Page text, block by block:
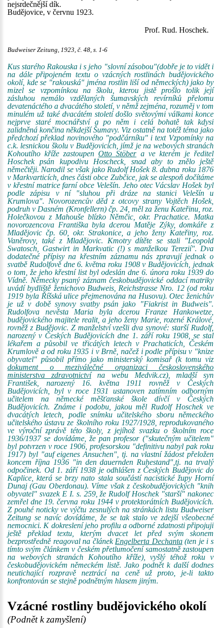
nejsrdečnější dík.
Budějovice, v červnu 1923.
Prof. Rud. Hoschek.
Budweiser Zeitung, 1923, č. 48, s. 1-6
Kus starého Rakouska i s jeho "slovní zásobou"(dobře je to vidět i
na dále připojeném textu o vzácných rostlinách budějovického
okolí, kde se "rakouská" jména rostlin liší od německých) jako by
mizel se vzpomínkou na školu, kterou jistě prošlo tolik její
zásluhou nemálo vzdělaných šumavských revírníků přelomu
devatenáctého a dvacátého století, v němž zejména, rozuměj v tom
minulém už také dvacátém století došlo světovými válkami konce
nejprve staré mocnářství a po něm i celá bohatě tak kdysi
zalidněná končina někdejší Šumavy. Viz ostatně na totéž téma jako
předchozí překlad novinového "podčárníku" i text Vzpomínky na
c.k. lesnickou školu v Budějovicích, jímž je na webových stranách
Kohoutího kříže zastoupenOtto Stöbera ve kterém je ředitel
Hoschek psán kupodivu Hoscheck, snad aby to znělo ještě
němečtěji. Narodil se však jako Rudolf Hošek 8. dubna roku 1876
v Markvarticích, dnes části obce Zubčice, jak se alespoň dočítáme
v křestní matrice farní obce Velešín. Jeho otec Vácslav Hošek byl
podle zápisu v ní "sluhou při dráze na stanici Velešín u
Krumlova". Novorozencův děd z otcovy strany Vojtěch Hošek,
podruh v Dasném (Kronfellern) čp. 24, měl za ženu Kateřinu, roz.
Holečkovou z Mahouše blízko Němčic, okr. Prachatice. Matka
novorozencova Františka byla dcerou Matěje Zýky, domkáře z
Mladějovic čp. 60, okr. Strakonice, a jeho ženy Kateřiny, roz.
Vaněrovy, také z Mladějovic. Kmotry dítěte se stali "Leopold
Swatosch, Gastwirt in Markvatic (!) s manželkou Terezií". Dva
dodatečné přípisy na křestním záznamu nás zpravují jednak o
svatbě Rudolfově dne 6. května roku 1908 v Budějovicích, jednak
o tom, že jeho křestní list byl odeslán dne 6. února roku 1939 do
Vídně. Německy psaný záznam českobudějovické oddací matriky
uvádí bydliště ženichovo Budweis, Reichstrasse Nro. 12 (od roku
1919 byla Říšská ulice přejmenována na Husovu). Otec ženichův
je už v době synovy svatby psán jako "Fiakrist in Budweis".
Rudolfova nevěsta Maria byla dcerou Franze Hankowetze,
budějovického majitele realit, a jeho ženy Marie, rozené Králové,
rovněž z Budějovic. Z manželství vzešli dva synové: starší Rudolf,
narozený v Českých Budějovicích dne 1. září roku 1908, se stal
lékařem a působil ve třicátých letech v Prachaticích, Českém
Krumlově a od roku 1935 i v Brně, načež i podle přípisu v "knize
obyvatel" působil přímo jako ministerský komisař (k tomu viz
dokument o meziválečné organizaci československého
ministerstva zdravotnictvína webu Medvik.cz), mladší syn
František, narozený 16. května 1911 rovněž v Českých
Budějovicích, byl v roce 1931 ustanoven zatímním odborným
učitelem na německé měšťanské škole dívčí v Českých
Budějovicích. Známe i podobu, jakou měl Rudolf Hoschek ve
dvacátých letech, podle snímku učitelského sboru německého
učitelského ústavu ze školního roku 1927/1928, reprodukovaného
ve výroční zprávě této školy, z jejíhož svazku o školním roce
1936/1937 se dovídáme, že pan profesor ("skutečným učitelem"
byl potvrzen v roce 1906, profesorskou "definitivu nabyl pak roku
1917) byl "auf eigenes Ansuchen", tj. na vlastní žádost přeložen
koncem října 1936 "in den dauernden Ruhestand",tj. na trvalý
odpočinek. Od 1. září 1938 je odhlášen z Českých Budějovic do
Kaplice, která se brzy nato stala součástí nacistické župy Horní
Dunaj (Gau Oberdonau). Víme však z českobudějovických "knih
obyvatel" svazek E I. s. 259, že Rudolf Hoschek "starší" nakonec
zemřel dne 19. června roku 1944 v protektorátních Budějovicích.
Z pouhé noticky ve výčtu zesnulých na stránkách listu Budweiser
Zeitung se navíc dovídáme, že se tak stalo ve zdejší všeobecné
nemocnici. K dokreslení jeho profilu a odborné zdatnosti připojuji
ještě překlad textu, kterým dvacet let před svým skonem
bezprostředně reagoval na článek Engelberta Dechanta(ten je i s
tímto svým článkem v českém přetlumočení samostatně zastoupen
na webových stranách Kohoutího kříže), vyšlý téhož roku v
českobudějovickém německém listě. Jako podnět k další dodnes
neutichající rozpravě neztrácí na ceně už proto, je-li takto
konfrontován se stejně podnětným hlasem jiným.
Vzácné rostliny budějovického okolí
(Podnět k zamyšlení)